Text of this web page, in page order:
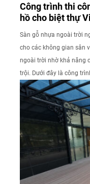
Công trình thi
hồ cho biệt thự
Sàn gỗ nhựa ngoài trời
cho các không gian sân
ngoài trời nhờ khả năng
trội. Dưới đây là công